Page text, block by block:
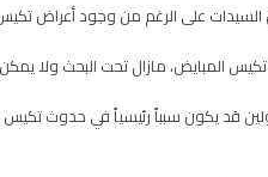
على الرغم من وجود أعراض
المبايض، مازال تحت البحث ولا
قد يكون سبباً رئيسياً في حدوث تكيس